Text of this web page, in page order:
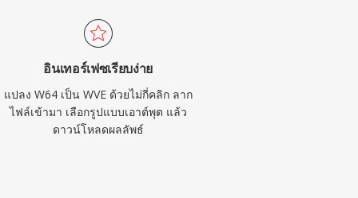
อินเทอร์เฟซเรียบง่าย
แปลง W64 เป็น WVE ด้วยไม่กี่คลิก ลาก
ไฟล์เข้ามา เลือกรูปแบบเอาต์พุต แล้ว
ดาวน์โหลดผลลัพธ์